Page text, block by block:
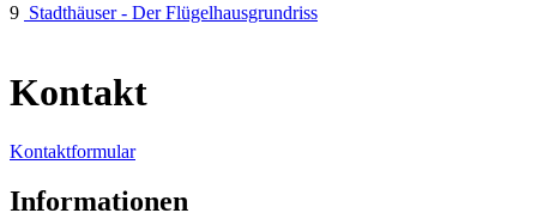
9 Stadthäuser - Der Flügelhausgrundriss
Kontakt
Kontaktformular
Informationen